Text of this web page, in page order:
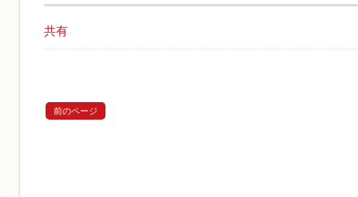
共有
前のページ